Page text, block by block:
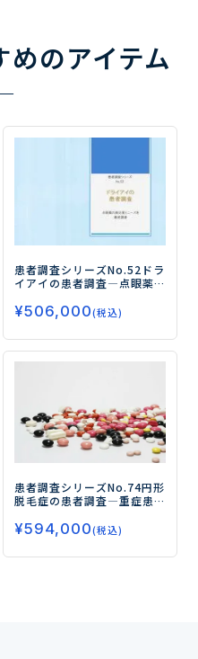
めのアイテム
患者調査シリーズNo.52 ドラ
イアイの患者調査―点眼薬
査―
¥506,000(税込)
患者調査シリーズNo.74円形
脱毛症の患者調査―重症患
度、新薬の受容性とニーズ
を探る―
¥594,000(税込)